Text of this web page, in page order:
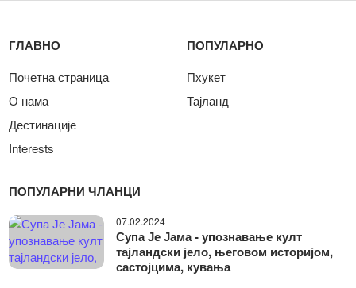
ГЛАВНО
Почетна страница
О нама
Дестинације
Interests
ПОПУЛАРНО
Пхукет
Тајланд
ПОПУЛАРНИ ЧЛАНЦИ
07.02.2024
Супа Је Јама - упознавање култ
тајландски јело, његовом историјом,
састојцима, кувања